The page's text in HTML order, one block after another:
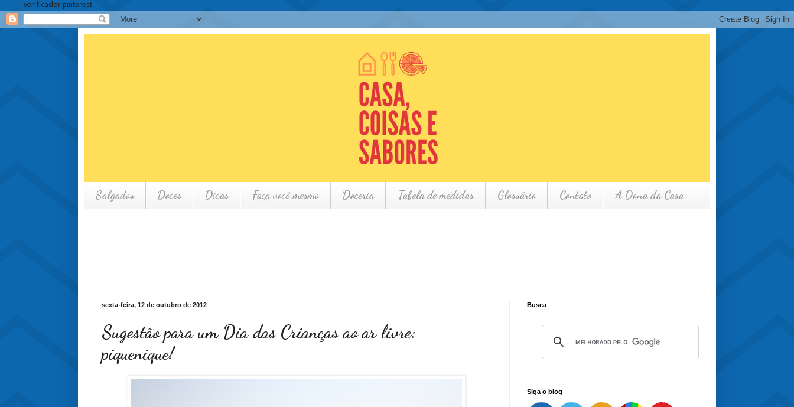
verificador pinterest
Salgados Doces Dicas Faça você mesmo Doceria Tabela de medidas Glossário Contato A Dona da Casa
sexta-feira, 12 de outubro de 2012
Sugestão para um Dia das Crianças ao ar livre:
piquenique!
Busca
Siga o blog